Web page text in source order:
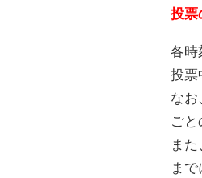
投票
各時
投票
なお
ご
ま
まで